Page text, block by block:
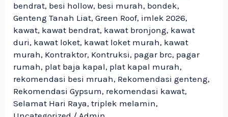
bendrat, besi hollow, besi murah, bondek,
Genteng Tanah Liat,Green Roof, imlek 2026,
kawat, kawat bendrat, kawat bronjong, kawat
duri, kawat loket, kawat loket murah, kawat
murah, Kontraktor, Kontruksi, pagar brc, pagar
rumah, plat baja kapal, plat kapal murah,
rekomendasi besi mruah, Rekomendasi genteng,
Rekomendasi Gypsum, rekomendasi kawat,
Selamat Hari Raya,triplek melamin,